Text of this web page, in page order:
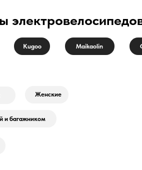
Kugoo Maikaolin
и багажником
Женские